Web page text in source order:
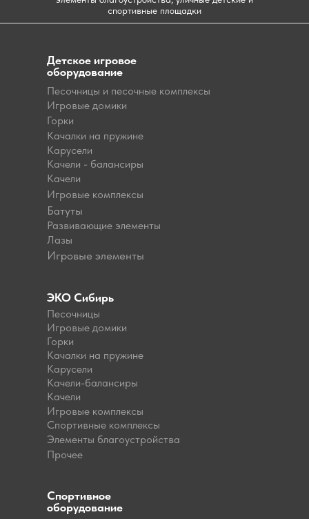
спортивные площадки
Развивающие элементы
Песочницы и песочные комплексы
Лазы
Качели - балансиры
Качели
Качалки на пружине
Карусели
Игровые комплексы
Игровые домики
Горки
Горки
Игровые домики
Игровые комплексы
Карусели
Качалки на пружине
Качели
Качели-балансиры
Песочницы
Прочее
Спортивные комплексы
Элементы благоустройства
Детское игровое
оборудование
ЭКО Сибирь
Спортивное
оборудование
Батуты
Игровые элементы